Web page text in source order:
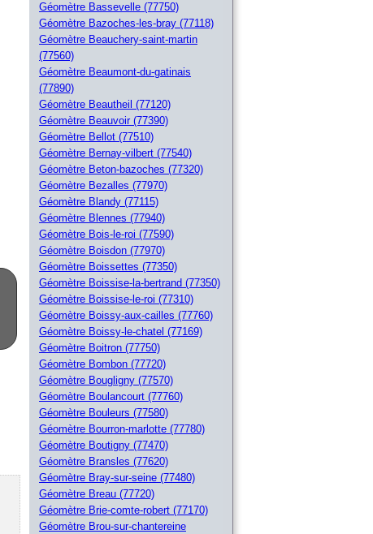
Géomètre Bassevelle (77750)
Géomètre Bazoches-les-bray (77118)
Géomètre Beauchery-saint-martin
(77560)
Géomètre Beaumont-du-gatinais
(77890)
Géomètre Beautheil (77120)
Géomètre Beauvoir (77390)
Géomètre Bellot (77510)
Géomètre Bernay-vilbert (77540)
Géomètre Beton-bazoches (77320)
Géomètre Bezalles (77970)
Géomètre Blandy (77115)
Géomètre Blennes (77940)
Géomètre Bois-le-roi (77590)
Géomètre Boisdon (77970)
Géomètre Boissettes (77350)
Géomètre Boissise-la-bertrand (77350)
Géomètre Boissise-le-roi (77310)
Géomètre Boissy-aux-cailles (77760)
Géomètre Boissy-le-chatel (77169)
Géomètre Boitron (77750)
Géomètre Bombon (77720)
Géomètre Bougligny (77570)
Géomètre Boulancourt (77760)
Géomètre Bouleurs (77580)
Géomètre Bourron-marlotte (77780)
Géomètre Boutigny (77470)
Géomètre Bransles (77620)
Géomètre Bray-sur-seine (77480)
Géomètre Breau (77720)
Géomètre Brie-comte-robert (77170)
Géomètre Brou-sur-chantereine